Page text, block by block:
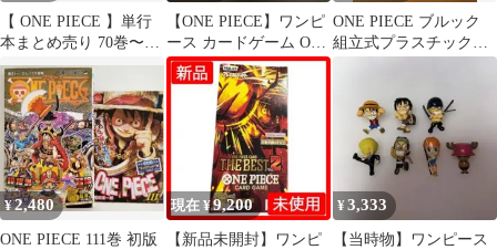
【 ONE PIECE 】単行
本まとめ売り 70巻〜
114巻 おまけあり
【ONE PIECE】ワンピ
ース カードゲーム OP-
07 まとめ売り143枚
ONE PIECE ブルック
組立式プラスチックス
¥2,480
ONE PIECE 111巻 初版
現在 ¥9,200
【新品未開封】ワンピ
¥3,333
【当時物】ワンピース